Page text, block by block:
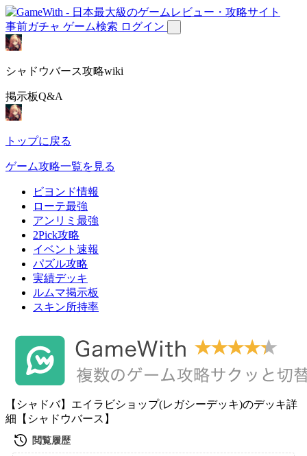
事前ガチャ ゲーム検索 ログイン
シャドウバース攻略wiki
掲示板Q&A
トップに戻る
ゲーム攻略一覧を見る
ビヨンド情報
ローテ最強
アンリミ最強
2Pick攻略
イベント速報
パズル攻略
実績デッキ
ルムマ掲示板
スキン所持率
【シャドバ】エイラビショップ(レガシーデッキ)のデッキ詳
細【シャドウバース】